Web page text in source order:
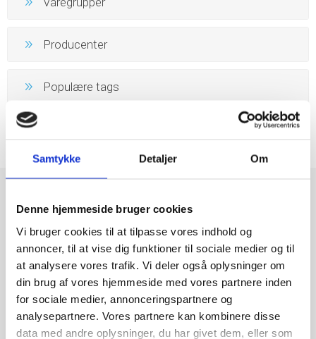
Samtykke Detaljer Om
Denne hjemmeside bruger cookies
Vi bruger cookies til at tilpasse vores indhold og
annoncer, til at vise dig funktioner til sociale medier og til
at analysere vores trafik. Vi deler også oplysninger om
din brug af vores hjemmeside med vores partnere inden
for sociale medier, annonceringspartnere og
analysepartnere. Vores partnere kan kombinere disse
data med andre oplysninger, du har givet dem, eller som
Producenter
Populære tags